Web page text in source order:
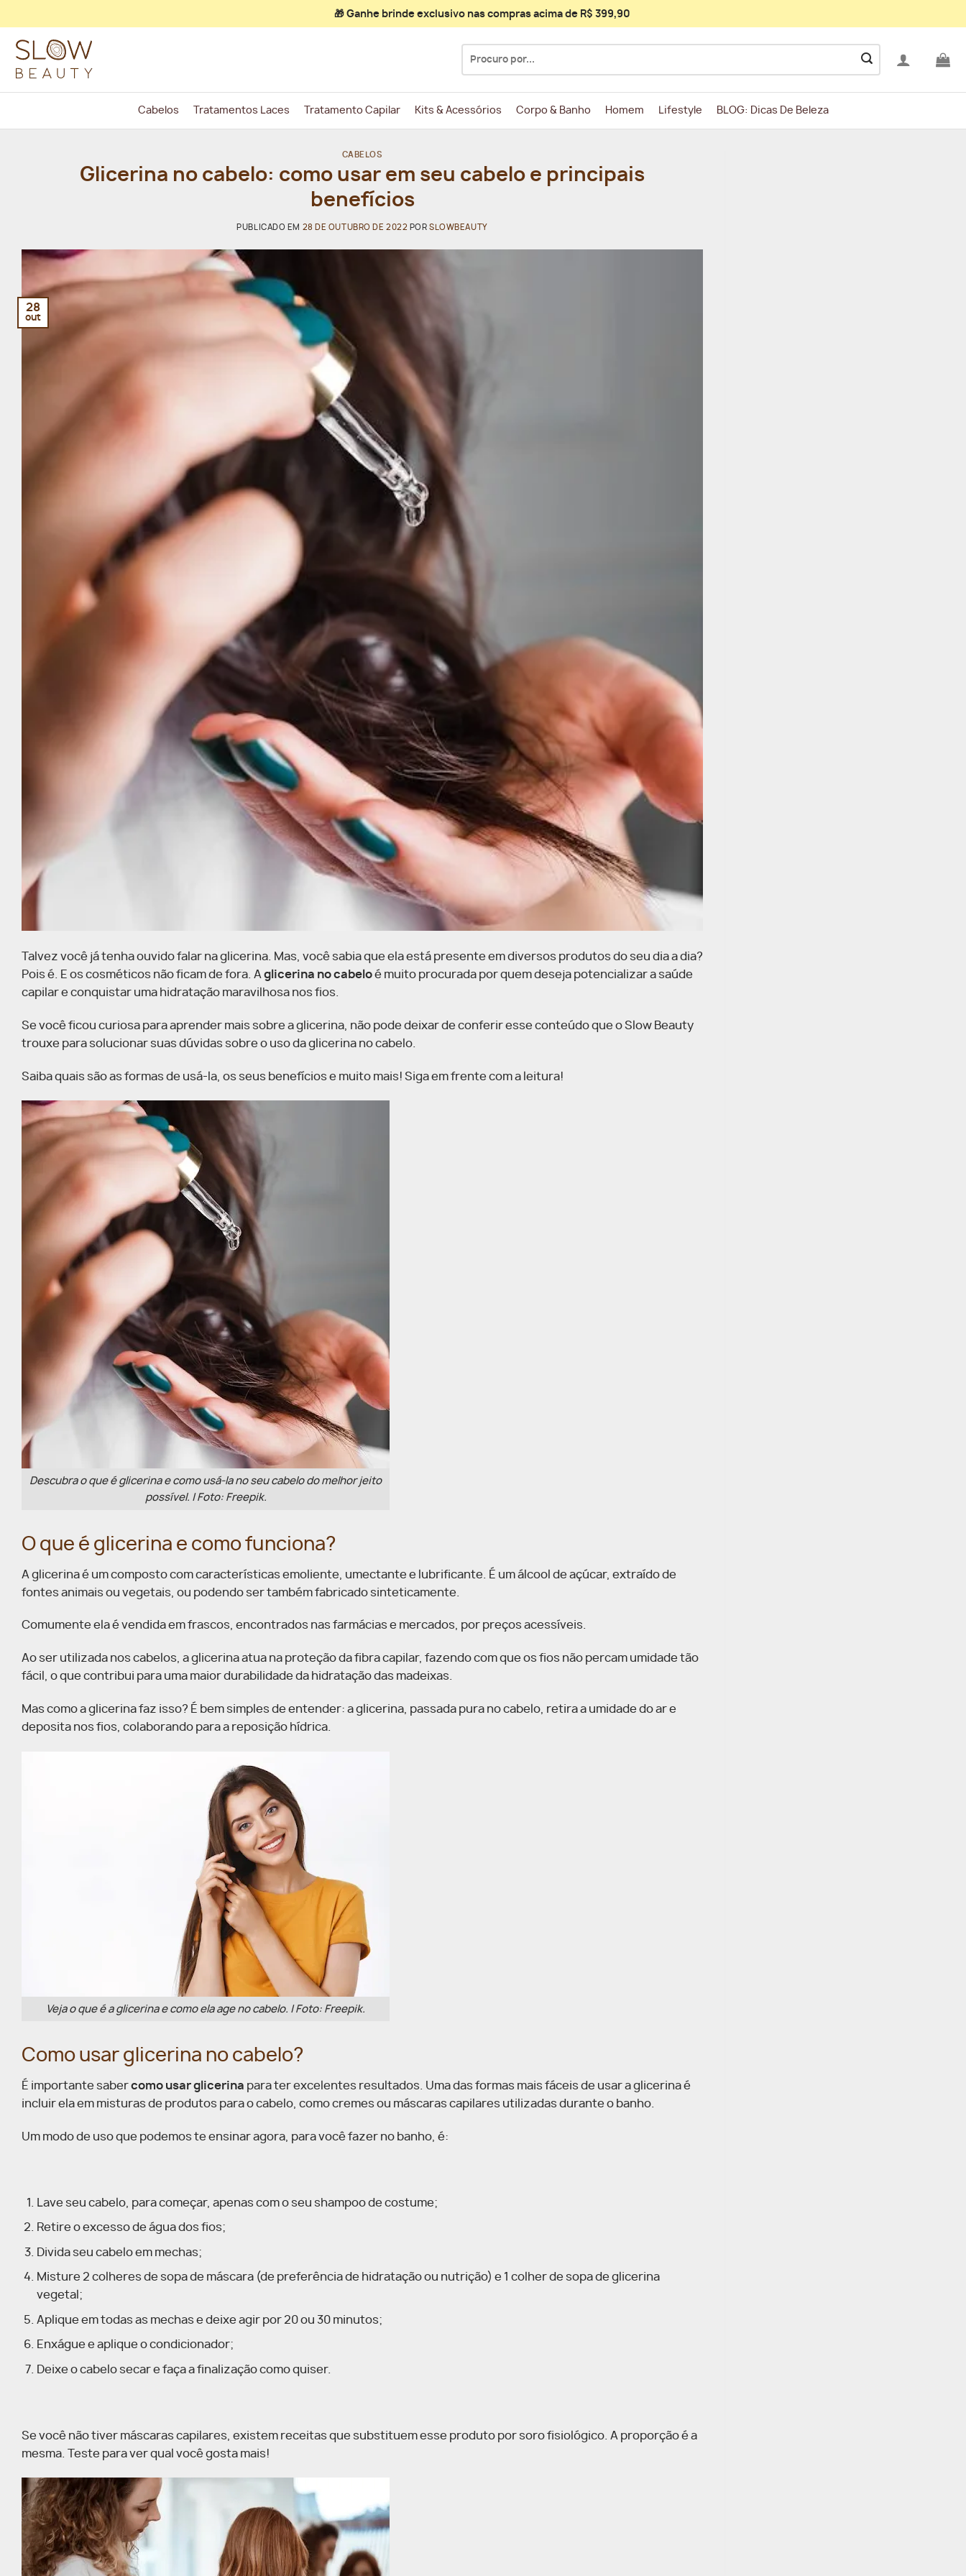
to
content
🎁 Ganhe brinde exclusivonas compras acima de R$ 399,90
por:
Cabelos Tratamentos Laces Tratamento Capilar Kits & Acessórios Corpo & Banho Homem Lifestyle BLOG: Dicas De Beleza
CABELOS
Glicerina no cabelo: como usar em seu cabelo e principais
benefícios
PUBLICADO EM 28 DE OUTUBRO DE 2022 PORSLOWBEAUTY
28
out
Talvez você já tenha ouvido falar na glicerina. Mas, você sabia que ela está presente em diversos produtos do seu dia a dia?
Pois é. E os cosméticos não ficam de fora. A glicerina no cabeloé muito procurada por quem deseja potencializar a saúde
capilar e conquistar uma hidratação maravilhosa nos fios.
Se você ficou curiosa para aprender mais sobre a glicerina, não pode deixar de conferir esse conteúdo que o Slow Beauty
trouxe para solucionar suas dúvidas sobre o uso da glicerina no cabelo.
Saiba quais são as formas de usá-la, os seus benefícios e muito mais! Siga em frente com a leitura!
Descubra o que é glicerina e como usá-la no seu cabelo do melhor jeito
possível. | Foto: Freepik.
O que é glicerina e como funciona?
A glicerina é um composto com características emoliente, umectante e lubrificante. É um álcool de açúcar, extraído de
fontes animais ou vegetais, ou podendo ser também fabricado sinteticamente.
Comumente ela é vendida em frascos, encontrados nas farmácias e mercados, por preços acessíveis.
Ao ser utilizada nos cabelos, a glicerina atua na proteção da fibra capilar, fazendo com que os fios não percam umidade tão
fácil, o que contribui para uma maior durabilidade da hidratação das madeixas.
Mas como a glicerina faz isso? É bem simples de entender: a glicerina, passada pura no cabelo, retira a umidade do ar e
deposita nos fios, colaborando para a reposição hídrica.
Veja o que é a glicerina e como ela age no cabelo. | Foto: Freepik.
Como usar glicerina no cabelo?
É importante sabercomo usar glicerina para ter excelentes resultados. Uma das formas mais fáceis de usar a glicerina é
incluir ela em misturas de produtos para o cabelo, como cremes ou máscaras capilares utilizadas durante o banho.
Um modo de uso que podemos te ensinar agora, para você fazer no banho, é:
Lave seu cabelo, para começar, apenas com o seu shampoo de costume;
Retire o excesso de água dos fios;
Divida seu cabelo em mechas;
Misture 2 colheres de sopa de máscara (de preferência de hidratação ou nutrição) e 1 colher de sopa de glicerina
vegetal;
Aplique em todas as mechas e deixe agir por 20 ou 30 minutos;
Enxágue e aplique o condicionador;
Deixe o cabelo secar e faça a finalização como quiser.
Se você não tiver máscaras capilares, existem receitas que substituem esse produto por soro fisiológico. A proporção é a
mesma. Teste para ver qual você gosta mais!